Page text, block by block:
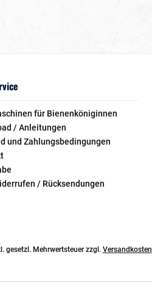
für Bienenköniginnen
/ Anleitungen
und Zahlungsbedingungen
/ Rücksendungen
gesetzl. Mehrwertsteuer zzgl. Versandkosten